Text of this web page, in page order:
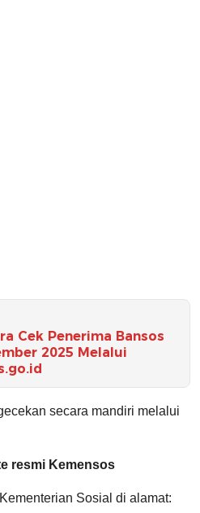
Cek Penerima Bansos
2025 Melalui
secara mandiri melalui
resmi Kemensos
Sosial di alamat: